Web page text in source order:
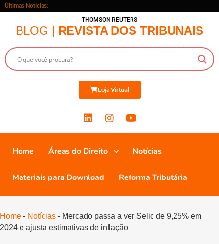
Últimas Notícias:
THOMSON REUTERS
BLOG | REVISTA DOS TRIBUNAIS
Loja Virtual
Home Áreas do Direito Notícias
Materiais para Download Reforma Tributária
Home - Notícias - Mercado passa a ver Selic de 9,25% em
2024 e ajusta estimativas de inflação